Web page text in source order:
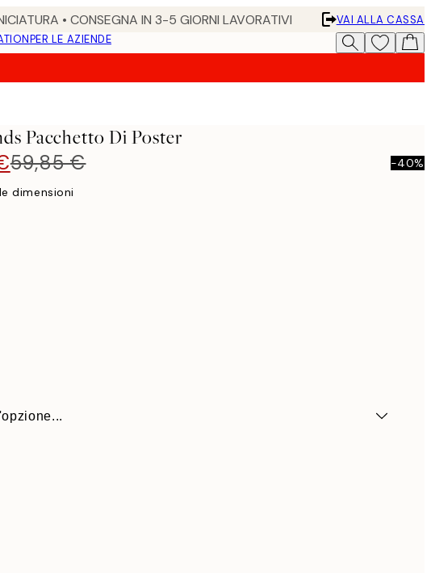
• CONSEGNA IN 3-5 GIORNI LAVORATIVI
VAI ALLA CASSA
PER LE AZIENDE
Pacchetto Di Poster
59,85 € -40%
dimensioni